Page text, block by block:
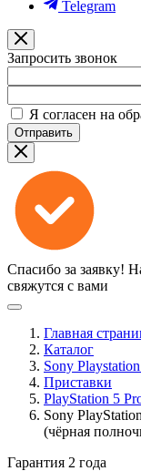
Telegram
Запросить звонок
Я согласен на
Отправить
Спасибо за заявку!
свяжутся с вами
Главная
Каталог
Sony
Приставки
PlayStation 5
Sony
(чёрная
Гарантия 2 года